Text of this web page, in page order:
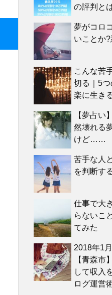
の評判と
夢がコロ
いことか
こんな苦
切る｜5
楽に生き
【夢占い
然壊れる
けど……
苦手な人
を判断す
仕事で大
らないこ
てみた
2018年1
【青森市
して収入
ログ運営